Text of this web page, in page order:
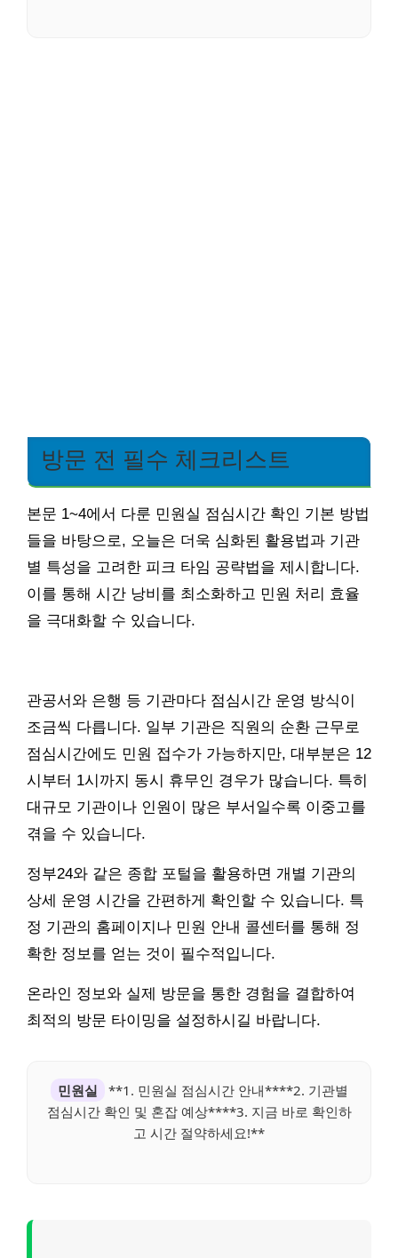
방문 전 필수 체크리스트
본문 1~4에서 다룬 민원실 점심시간 확인 기본 방법
들을 바탕으로, 오늘은 더욱 심화된 활용법과 기관
별 특성을 고려한 피크 타임 공략법을 제시합니다.
이를 통해 시간 낭비를 최소화하고 민원 처리 효율
을 극대화할 수 있습니다.
관공서와 은행 등 기관마다 점심시간 운영 방식이
조금씩 다릅니다. 일부 기관은 직원의 순환 근무로
점심시간에도 민원 접수가 가능하지만, 대부분은 12
시부터 1시까지 동시 휴무인 경우가 많습니다. 특히
대규모 기관이나 인원이 많은 부서일수록 이중고를
겪을 수 있습니다.
정부24와 같은 종합 포털을 활용하면 개별 기관의
상세 운영 시간을 간편하게 확인할 수 있습니다. 특
정 기관의 홈페이지나 민원 안내 콜센터를 통해 정
확한 정보를 얻는 것이 필수적입니다.
온라인 정보와 실제 방문을 통한 경험을 결합하여
최적의 방문 타이밍을 설정하시길 바랍니다.
민원실
**1. 민원실 점심시간 안내****2. 기관별
점심시간 확인 및 혼잡 예상****3. 지금 바로 확인하
고 시간 절약하세요!**